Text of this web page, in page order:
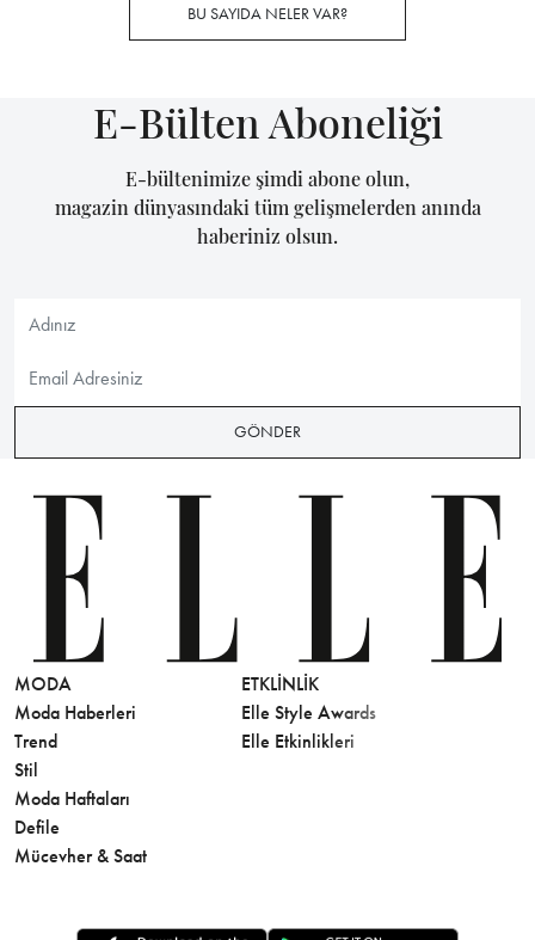
BU SAYIDA NELER VAR?
E-Bülten Aboneliği
E-bültenimize şimdi abone olun,
magazin dünyasındaki tüm gelişmelerden anında
haberiniz olsun.
GÖNDER
MODA
Moda Haberleri
Trend
Stil
Moda Haftaları
Defile
Mücevher & Saat
ETKLINLIK
Elle Style Awards
Elle Etkinlikleri